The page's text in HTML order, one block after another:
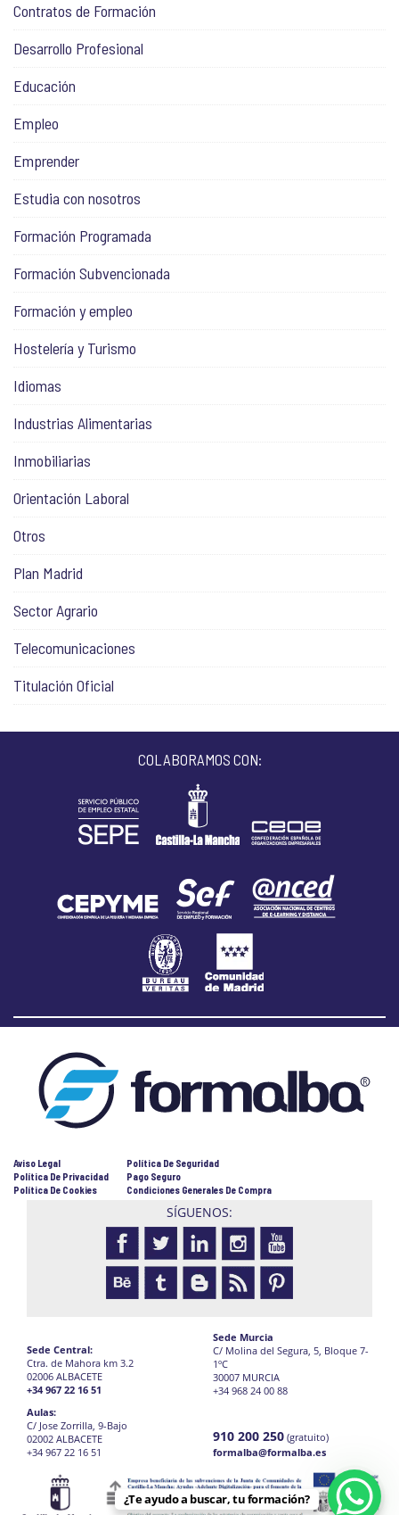
Contratos de Formación
Desarrollo Profesional
Educación
Empleo
Emprender
Estudia con nosotros
Formación Programada
Formación Subvencionada
Formación y empleo
Hostelería y Turismo
Idiomas
Industrias Alimentarias
Inmobiliarias
Orientación Laboral
Otros
Plan Madrid
Sector Agrario
Telecomunicaciones
Titulación Oficial
COLABORAMOS CON:
Aviso Legal
Política De Privacidad
Política De Cookies
Política De Seguridad
Pago Seguro
Condiciones Generales De Compra
SÍGUENOS:
Sede Central:
Ctra. de Mahora km 3.2
02006 ALBACETE
+34 967 22 16 51
Aulas:
C/ Jose Zorrilla, 9-Bajo
02002 ALBACETE
+34 967 22 16 51
Sede Murcia
C/ Molina del Segura, 5, Bloque 7-
1ºC
30007 MURCIA
+34 968 24 00 88
910 200 250 (gratuito)
formalba@formalba.es
¿Te ayudo a buscar, tu formación?